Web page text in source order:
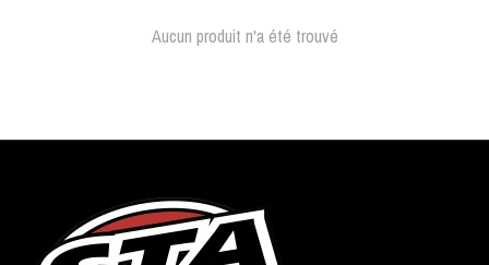
Aucun produit n'a été trouvé